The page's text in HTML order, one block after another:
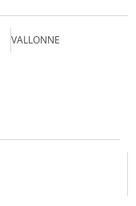
VALLONNE